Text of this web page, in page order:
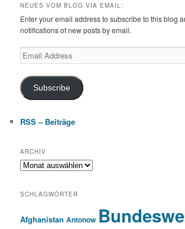
NEUES VOM BLOG VIA EMAIL:
Enter your email address to subscribe to this blog
notifications of new posts by email.
Email
Address
Subscribe
RSS – Beiträge
ARCHIV
Archiv
SCHLAGWÖRTER
Afghanistan Antonow